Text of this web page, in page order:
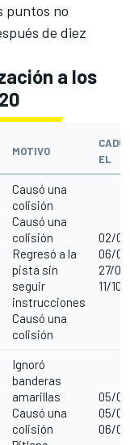
puntos no
de diez
a los
MOTIVO
EL
Causó una
colisión
Causó una
colisión
Regresó a la
pista sin
seguir
instrucciones
Causó una
colisión
02/
06/
27/
11/
Ignoró
banderas
amarillas
Causó una
colisión
05/
05/
06/